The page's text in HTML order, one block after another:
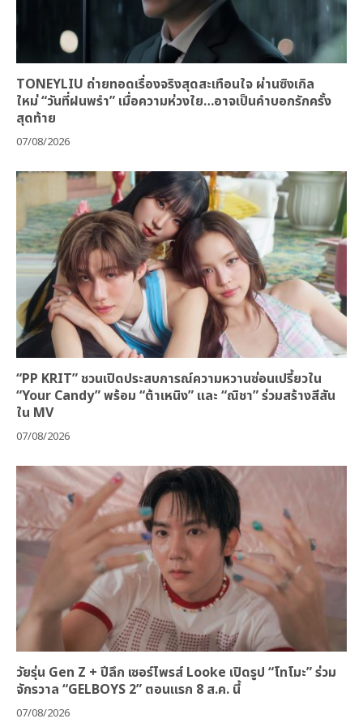
TONEYLIU ถ่ายทอดเรื่องจริงสุดสะเทือนใจ ผ่านซิงเกิล
ใหม่ “วันที่ฝนพรำ” เมื่อความห่วงใย…อาจเป็นคำบอกรักครั้ง
สุดท้าย
07/08/2026
“PP KRIT” ชวนเปิดประสบการณ์ความหวานซ่อนเปรี้ยวใน
“Your Candy” พร้อม “ต้าเหนิง” และ “ณิชา” ร่วมสร้างสีสัน
ใน MV
07/08/2026
วัยรุ่น Gen Z + ปีลึก เซอร์ไพรส์ Looke เปิดรูป “โทโมะ” ร่วม
จักรวาล “GELBOYS 2” ตอนแรก 8 ส.ค. นี้
07/08/2026